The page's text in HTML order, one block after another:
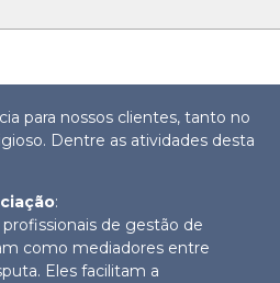
para nossos clientes, tanto no
Dentre as atividades desta
:
de gestão de
como mediadores entre
Eles facilitam a